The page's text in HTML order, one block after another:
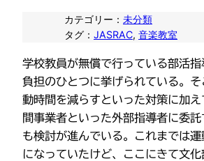
カテゴリー： 未分類
タグ： JASRAC, 音楽教室
学校教員が無償で行っている部活
負担のひとつに挙げられている。
動時間を減らすといった対策に加
間事業者といった外部指導者に委
も検討が進んでいる。これまでは
になっていたけど、ここにきて文